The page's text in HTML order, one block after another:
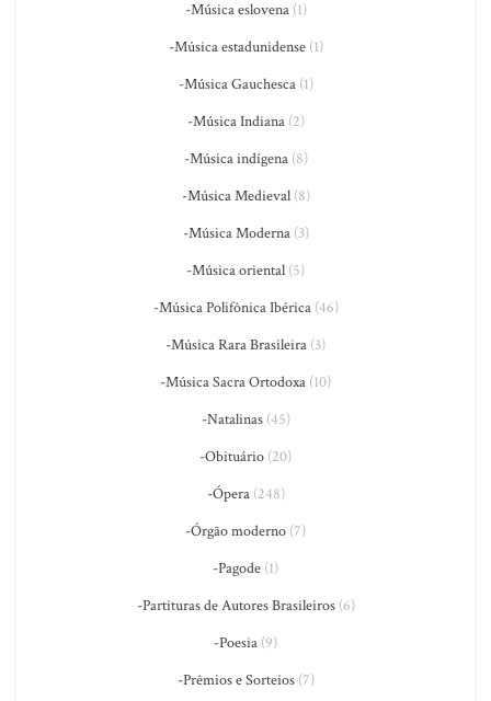
-Música eslovena(1)
-Música estadunidense(1)
-Música Gauchesca(1)
-Música Indiana(2)
-Música indígena(8)
-Música Medieval(8)
-Música Moderna(3)
-Música oriental (5)
-Música Polifônica Ibérica(46)
-Música Rara Brasileira (3)
-Música Sacra Ortodoxa (10)
-Natalinas(45)
-Obituário (20)
-Ópera(248)
-Órgão moderno (7)
-Pagode (1)
-Partituras de Autores Brasileiros(6)
-Poesia (9)
-Prêmios e Sorteios(7)